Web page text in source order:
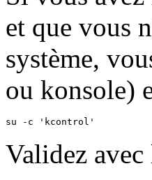
et que vous
système,
ou konsole)
su -c 'kcontrol'
Validez